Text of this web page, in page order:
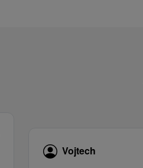
Vojtech